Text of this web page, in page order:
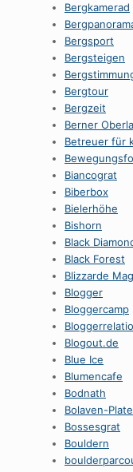
Bergkamerad
Bergsport
Bergsteigen
Bergtour
Bergzeit
Berner
Betreuer für
Biancograt
Biberbox
Bielerhöhe
Bishorn
Black
Black Forest
Blizzarde
Blogger
Bloggercamp
Blogout.de
Blue Ice
Blumencafe
Bodnath
Bolaven-
Bossesgrat
Bouldern